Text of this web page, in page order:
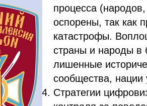
процесса (народов
оспорены, так как
катастрофы.
страны и народы в
лишенные
сообщества, нации
Стратегии